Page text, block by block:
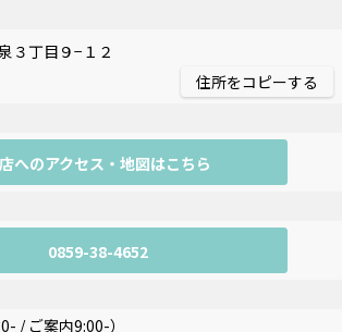
住所をコピーする
へのアクセス・地図はこちら
0859-38-4652
/ ご案内9:00-）